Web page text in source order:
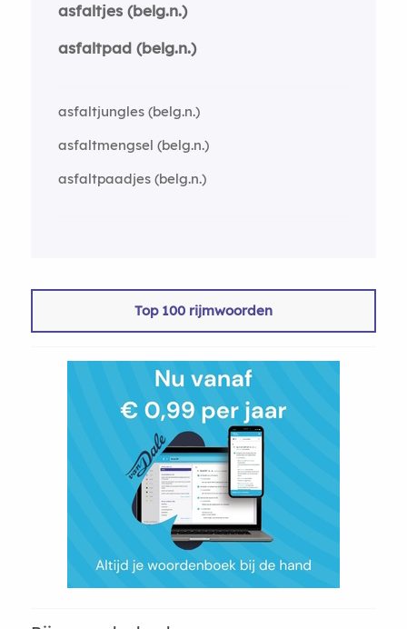
asfaltjes (belg.n.)
asfaltpad (belg.n.)
asfaltjungles (belg.n.)
asfaltmengsel (belg.n.)
asfaltpaadjes (belg.n.)
Top 100 rijmwoorden